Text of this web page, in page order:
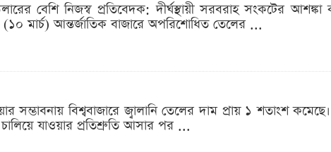
বেশি নিজস্ব প্রতিবেদক: দীর্ঘস্থায়ী সরবরাহ সংকটের আশঙ্কা
মার্চ) আন্তর্জাতিক বাজারে অপরিশোধিত তেলের ...
সম্ভাবনায় বিশ্ববাজারে জ্বালানি তেলের দাম প্রায় ১ শতাংশ
যাওয়ার প্রতিশ্রুতি আসার পর ...